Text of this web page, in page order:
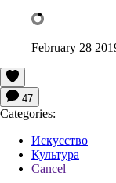
February 28
47
Categories:
Искусство
Культура
Cancel